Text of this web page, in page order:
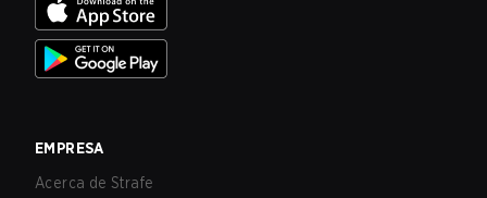
EMPRESA
Acerca de Strafe